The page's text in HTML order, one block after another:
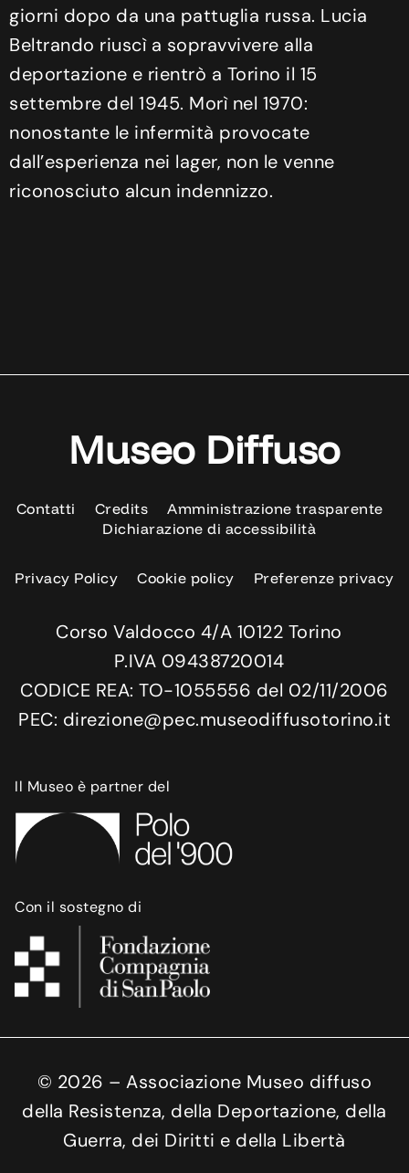
giorni dopo da una pattuglia russa. Lucia
Beltrando riuscì a sopravvivere alla
deportazione e rientrò a Torino il 15
settembre del 1945. Morì nel 1970:
nonostante le infermità provocate
dall’esperienza nei lager, non le venne
riconosciuto alcun indennizzo.
Museo Diffuso
Contatti Credits
Amministrazione trasparente
Dichiarazione di accessibilità
Privacy Policy Cookie policy Preferenze privacy
Corso Valdocco 4/A 10122 Torino
P.IVA 09438720014
CODICE REA: TO-1055556 del 02/11/2006
PEC: direzione@pec.museodiffusotorino.it
Il Museo è partner del
Con il sostegno di
© 2026 – Associazione Museo diffuso
della Resistenza, della Deportazione, della
Guerra, dei Diritti e della Libertà